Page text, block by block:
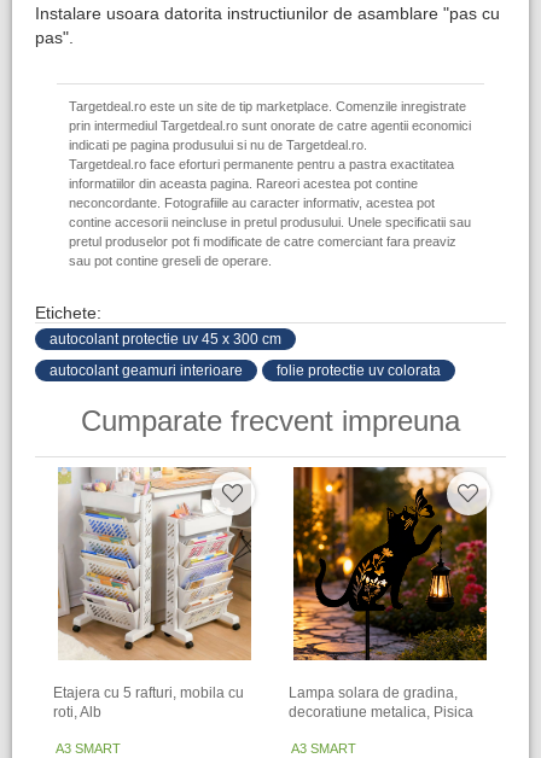
Instalare usoara datorita instructiunilor de asamblare "pas cu
pas".
Targetdeal.ro este un site de tip marketplace. Comenzile inregistrate
prin intermediul Targetdeal.ro sunt onorate de catre agentii economici
indicati pe pagina produsului si nu de Targetdeal.ro.
Targetdeal.ro face eforturi permanente pentru a pastra exactitatea
informatiilor din aceasta pagina. Rareori acestea pot contine
neconcordante. Fotografiile au caracter informativ, acestea pot
contine accesorii neincluse in pretul produsului. Unele specificatii sau
pretul produselor pot fi modificate de catre comerciant fara preaviz
sau pot contine greseli de operare.
Etichete:
autocolant protectie uv 45 x 300 cm
autocolant geamuri interioare
folie protectie uv colorata
Cumparate frecvent impreuna
Etajera cu 5 rafturi, mobila cu
roti, Alb
A3 SMART
Lampa solara de gradina,
decoratiune metalica, Pisica
A3 SMART